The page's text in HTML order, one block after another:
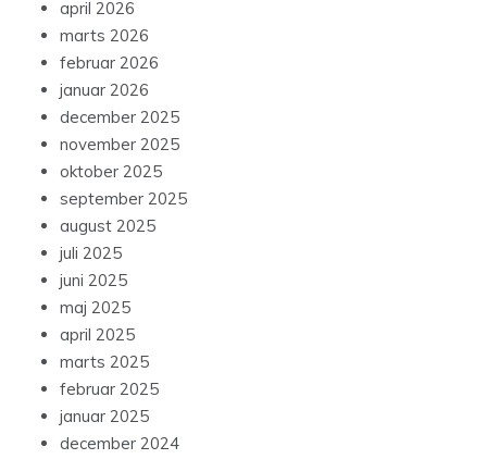
april 2026
marts 2026
februar 2026
januar 2026
december 2025
november 2025
oktober 2025
september 2025
august 2025
juli 2025
juni 2025
maj 2025
april 2025
marts 2025
februar 2025
januar 2025
december 2024